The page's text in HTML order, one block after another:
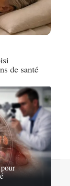
de santé